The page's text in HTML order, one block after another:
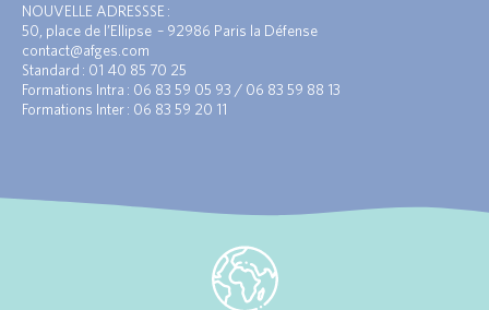
NOUVELLE ADRESSSE :
50, place de l’Ellipse – 92986 Paris la Défense
contact@afges.com
Standard : 01 40 85 70 25
Formations Intra : 06 83 59 05 93 / 06 83 59 88 13
Formations Inter : 06 83 59 20 11